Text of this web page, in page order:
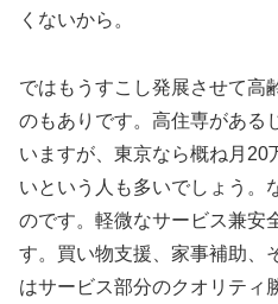
くないから。
ではもうすこし発展させて高
のもありです。高住専がある
いますが、東京なら概ね月20
いという人も多いでしょう。
のです。軽微なサービス兼安
す。買い物支援、家事補助、
はサービス部分のクオリティ